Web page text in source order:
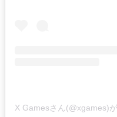
X Gamesさん(@xgames)